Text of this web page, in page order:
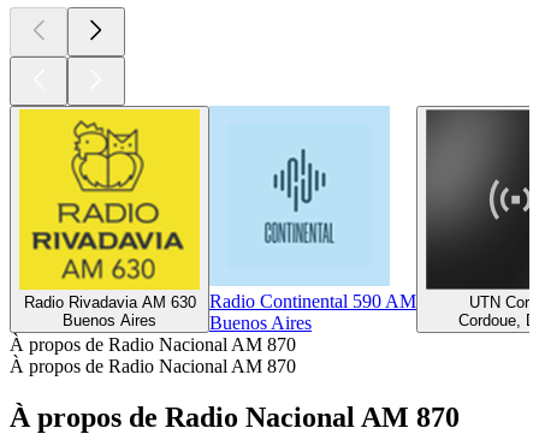
Radio Rivadavia AM 630
Buenos Aires
Radio Continental 590 AM
Buenos Aires
UTN
Cordoue,
À propos de Radio Nacional AM 870
À propos de Radio Nacional AM 870
À propos de Radio Nacional AM 870